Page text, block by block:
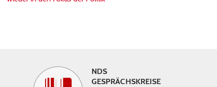
NDS
GESPRÄCHSKREISE